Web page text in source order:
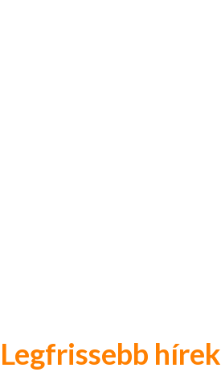
Legfrissebb hírek